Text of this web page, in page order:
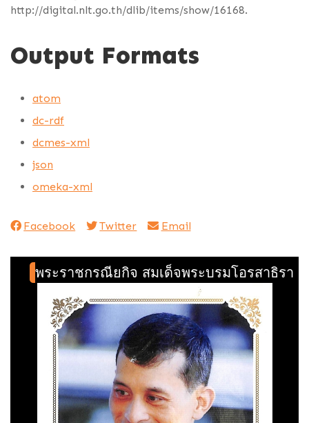
http://digital.nlt.go.th/dlib/items/show/16168.
Output Formats
atom
dc-rdf
dcmes-xml
json
omeka-xml
Facebook Twitter Email
พระราชกรณียกิจ สมเด็จพระบรมโอรสาธิรา